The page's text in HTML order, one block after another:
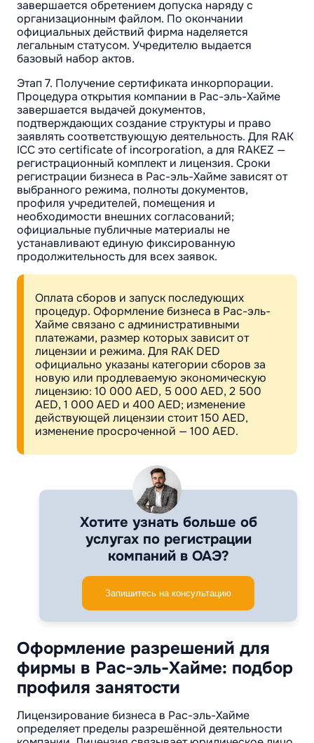
завершается обретением допуска наряду с
организационным файлом. По окончании
официальных действий фирма наделяется
легальным статусом. Учредителю выдается
базовый набор актов.
Этап 7. Получение сертификата инкорпорации.
Процедура открытия компании в Рас-эль-Хайме
завершается выдачей документов,
подтверждающих создание структуры и право
заявлять соответствующую деятельность. Для RAK
ICC это certificate of incorporation, а для RAKEZ —
регистрационный комплект и лицензия. Сроки
регистрации бизнеса в Рас-эль-Хайме зависят от
выбранного режима, полноты документов,
профиля учредителей, помещения и
необходимости внешних согласований;
официальные публичные материалы не
устанавливают единую фиксированную
продолжительность для всех заявок.
Оплата сборов и запуск последующих
процедур. Оформление бизнеса в Рас-эль-
Хайме связано с административными
платежами, размер которых зависит от
лицензии и режима. Для RAK DED
официально указаны категории сборов за
новую или продлеваемую экономическую
лицензию: 10 000 AED, 5 000 AED, 2 500
AED, 1 000 AED и 400 AED; изменение
действующей лицензии стоит 150 AED,
изменение просроченной — 100 AED.
Хотите узнать больше об
услугах по регистрации
компаний в ОАЭ?
Запишитесь на консультацию
Оформление разрешений для
фирмы в Рас-эль-Хайме: подбор
профиля занятости
Лицензирование бизнеса в Рас-эль-Хайме
определяет пределы разрешённой деятельности